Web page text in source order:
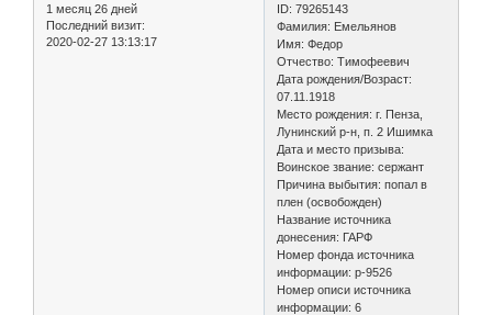
1 месяц 26 дней
Последний визит:
2020-02-27 13:13:17
ID: 79265143
Фамилия: Емельянов
Имя: Федор
Отчество: Тимофеевич
Дата рождения/Возраст:
07.11.1918
Место рождения: г. Пенза,
Лунинский р-н, п. 2 Ишимка
Дата и место призыва:
Воинское звание: сержант
Причина выбытия: попал в
плен (освобожден)
Название источника
донесения: ГАРФ
Номер фонда источника
информации: р-9526
Номер описи источника
информации: 6